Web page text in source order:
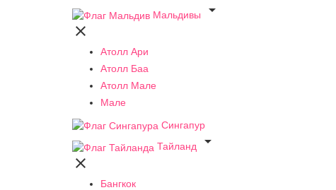
Мальдивы


Атолл Ари
Атолл Баа
Атолл Мале
Мале
Сингапур
Тайланд


Бангкок